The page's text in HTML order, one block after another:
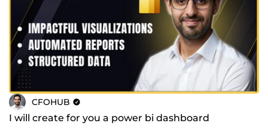
CFOHUB
I will create for you a power bi dashboard